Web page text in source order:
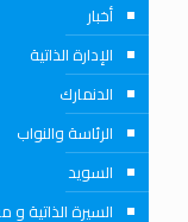
أخبار
الإدارة الذاتية
الدنمارك
الرئاسة والنواب
السويد
السيرة الذاتية